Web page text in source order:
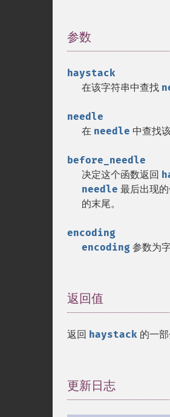
参数
haystack
在该字符串中查找
needle
在 needle 中查找
before_needle
决定这个函数返回
needle 最后出现
的末尾。
encoding
encoding 参数为
返回值
返回 haystack 的一
更新日志